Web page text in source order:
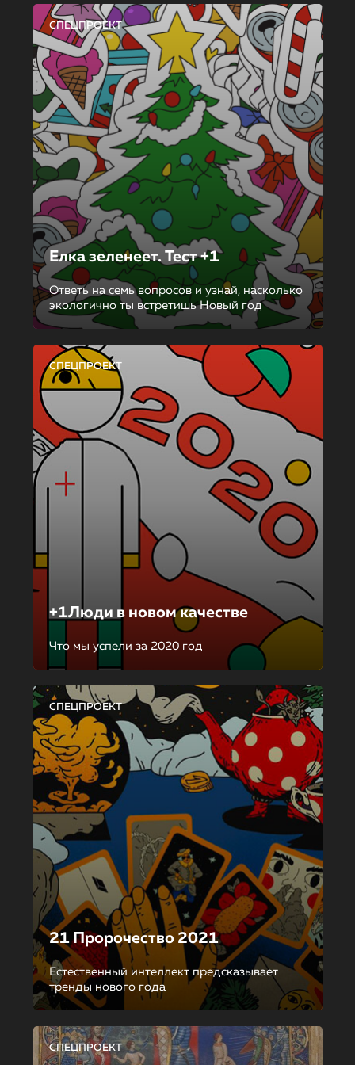
СПЕЦПРОЕКТ
Елка зеленеет. Тест +1
Ответь на семь вопросов и узнай, насколько
экологично ты встретишь Новый год
СПЕЦПРОЕКТ
+1Люди в новом качестве
Что мы успели за 2020 год
СПЕЦПРОЕКТ
21 Пророчество 2021
Естественный интеллект предсказывает
тренды нового года
СПЕЦПРОЕКТ